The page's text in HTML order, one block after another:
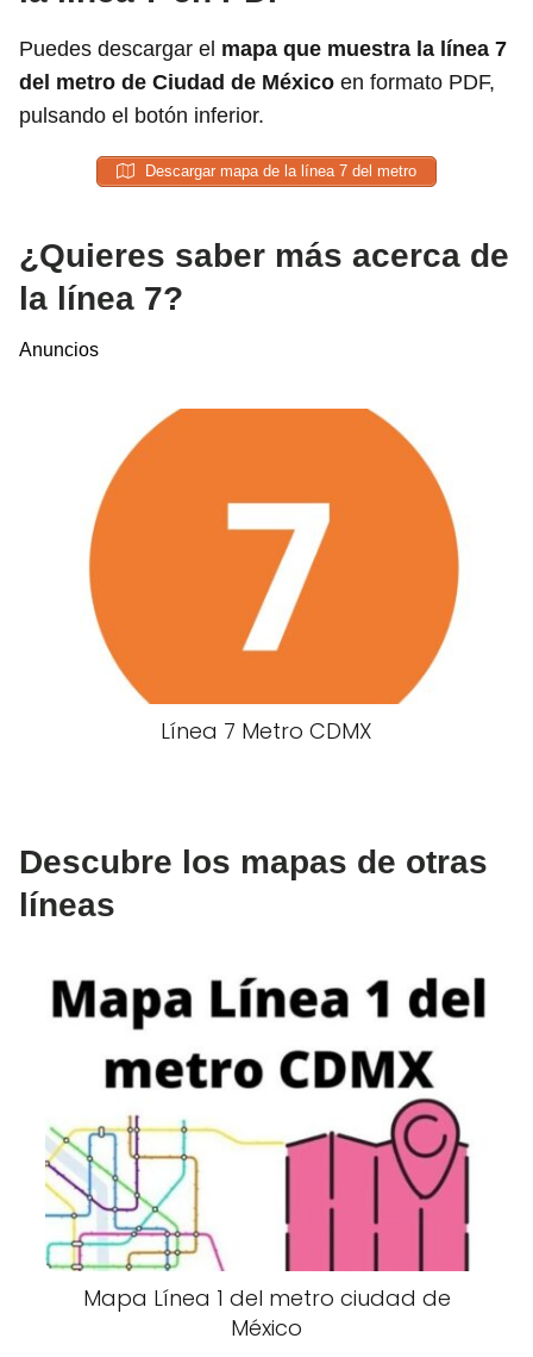
Puedes descargar el mapa que muestra la línea 7
del metro de Ciudad de México en formato PDF,
pulsando el botón inferior.
Descargar mapa de la línea 7 del metro
¿Quieres saber más acerca de
la línea 7?
Anuncios
Línea 7 Metro CDMX
Descubre los mapas de otras
líneas
Mapa Línea 1 del metro ciudad de
México